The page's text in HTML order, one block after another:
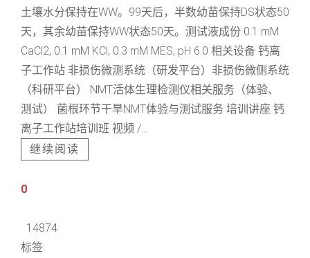
土壤水分保持在WW。99天后，半数幼苗保持DS状态50
天，其余幼苗保持WW状态50天。测试液成份 0.1 mM
CaCl2, 0.1 mM KCl, 0.3 mM MES, pH 6.0 相关设备 钙离
子工作站 非损伤微测系统（研发平台）非损伤微侧系统
（科研平台） NMT活体生理检测仪相关服务（体验、
测试） 菌根环节干旱NMT体验与测试服务 培训讲座 钙
离子工作站培训班 视频 /...
继续阅读
0
14874
标签: